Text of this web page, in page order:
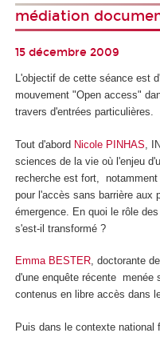
médiation
15 décembre 2009
L'objectif de cette séance est
mouvement "Open access"
travers d'entrées particulières.
Tout d'abord Nicole PINHAS ,
sciences de la vie où l'enjeu
recherche est fort, notamment
pour l'accès sans barrière aux
émergence. En quoi le rôle
s'est-il transformé ?
Emma BESTER, doctorante
d'une enquête récente menée
contenus en libre accès dans
Puis dans le contexte national